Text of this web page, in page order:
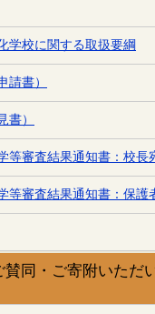
学校に関する取扱要綱
請書）
書）
等審査結果通知書：校長
等審査結果通知書：保護
同・ご寄附いただ